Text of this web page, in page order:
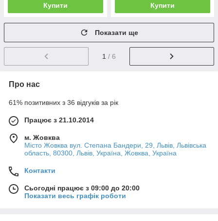
Купити Купити
Показати ще
1 / 6
Про нас
61% позитивних з 36 відгуків за рік
Працює з 21.10.2014
м. Жовква
Місто Жовква вул. Степана Бандери, 29, Львів, Львівська
область, 80300, Львів, Україна, Жовква, Україна
Контакти
Сьогодні працює з 09:00 до 20:00
Показати весь графік роботи